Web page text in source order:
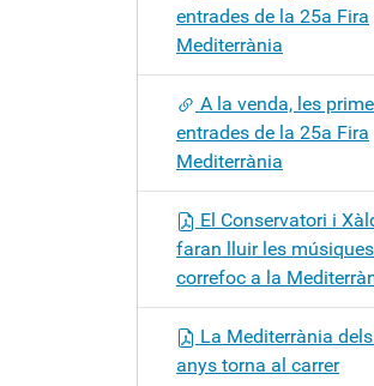
entrades de la 25a Fira
Mediterrània
A la venda, les
entrades de la 25a Fira
Mediterrània
El Conservatori i
faran lluir les
correfoc a la
La Mediterrània
anys torna al carrer